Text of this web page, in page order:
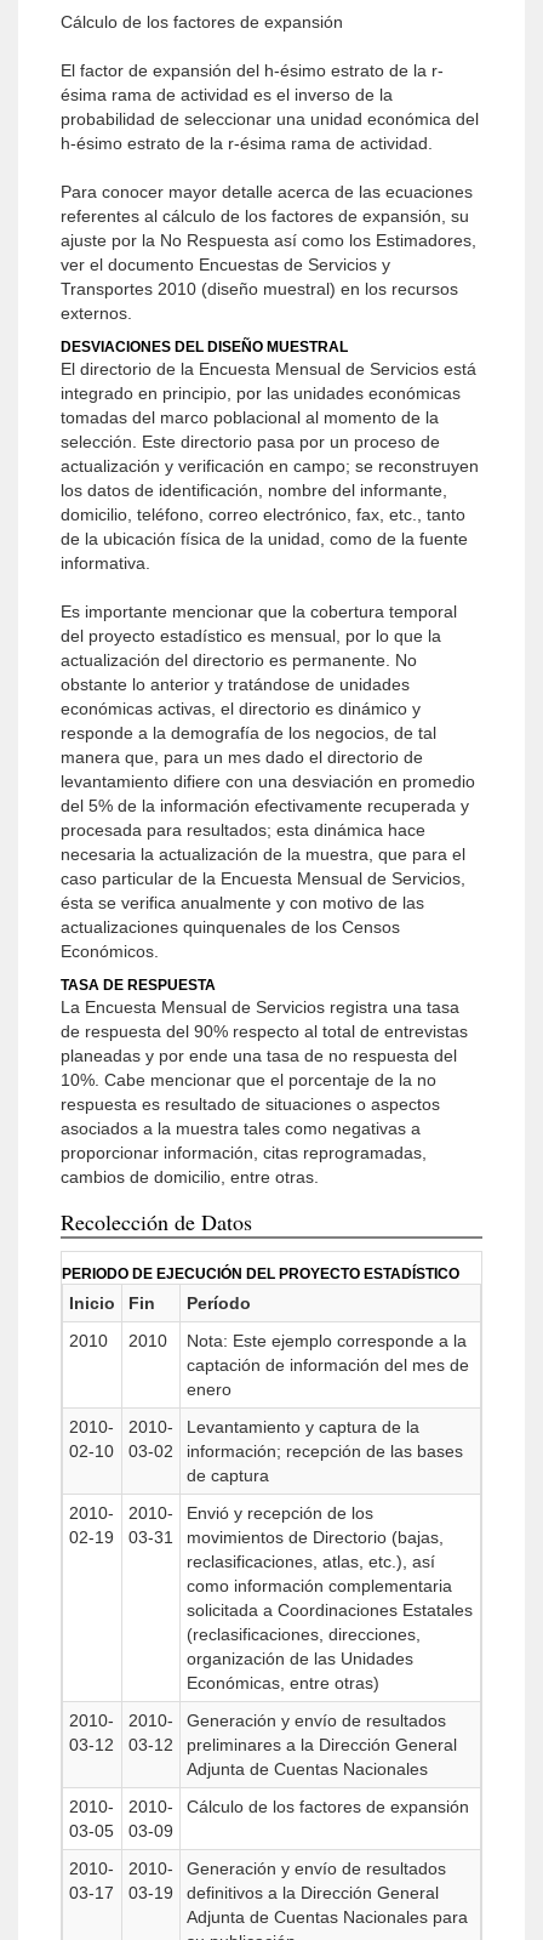
Cálculo de los factores de expansión
El factor de expansión del h-ésimo estrato de la r-
ésima rama de actividad es el inverso de la
probabilidad de seleccionar una unidad económica del
h-ésimo estrato de la r-ésima rama de actividad.
Para conocer mayor detalle acerca de las ecuaciones
referentes al cálculo de los factores de expansión, su
ajuste por la No Respuesta así como los Estimadores,
ver el documento Encuestas de Servicios y
Transportes 2010 (diseño muestral) en los recursos
externos.
DESVIACIONES DEL DISEÑO MUESTRAL
El directorio de la Encuesta Mensual de Servicios está
integrado en principio, por las unidades económicas
tomadas del marco poblacional al momento de la
selección. Este directorio pasa por un proceso de
actualización y verificación en campo; se reconstruyen
los datos de identificación, nombre del informante,
domicilio, teléfono, correo electrónico, fax, etc., tanto
de la ubicación física de la unidad, como de la fuente
informativa.
Es importante mencionar que la cobertura temporal
del proyecto estadístico es mensual, por lo que la
actualización del directorio es permanente. No
obstante lo anterior y tratándose de unidades
económicas activas, el directorio es dinámico y
responde a la demografía de los negocios, de tal
manera que, para un mes dado el directorio de
levantamiento difiere con una desviación en promedio
del 5% de la información efectivamente recuperada y
procesada para resultados; esta dinámica hace
necesaria la actualización de la muestra, que para el
caso particular de la Encuesta Mensual de Servicios,
ésta se verifica anualmente y con motivo de las
actualizaciones quinquenales de los Censos
Económicos.
TASA DE RESPUESTA
La Encuesta Mensual de Servicios registra una tasa
de respuesta del 90% respecto al total de entrevistas
planeadas y por ende una tasa de no respuesta del
10%. Cabe mencionar que el porcentaje de la no
respuesta es resultado de situaciones o aspectos
asociados a la muestra tales como negativas a
proporcionar información, citas reprogramadas,
cambios de domicilio, entre otras.
Recolección de Datos
PERIODO DE EJECUCIÓN DEL PROYECTO ESTADÍSTICO
Inicio Fin
Período
2010
2010
Nota: Este ejemplo corresponde a la
captación de información del mes de
enero
2010-
02-10
2010-
03-02
Levantamiento y captura de la
información; recepción de las bases
de captura
2010-
02-19
2010-
03-31
Envió y recepción de los
movimientos de Directorio (bajas,
reclasificaciones, atlas, etc.), así
como información complementaria
solicitada a Coordinaciones Estatales
(reclasificaciones, direcciones,
organización de las Unidades
Económicas, entre otras)
2010-
03-12
2010-
03-12
Generación y envío de resultados
preliminares a la Dirección General
Adjunta de Cuentas Nacionales
2010-
03-05
2010-
03-09
Cálculo de los factores de expansión
2010-
03-17
2010-
03-19
Generación y envío de resultados
definitivos a la Dirección General
Adjunta de Cuentas Nacionales para